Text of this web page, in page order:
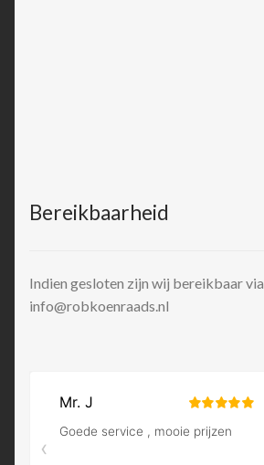
Bereikbaarheid
Indien gesloten zijn wij bereikbaar via
info@robkoenraads.nl